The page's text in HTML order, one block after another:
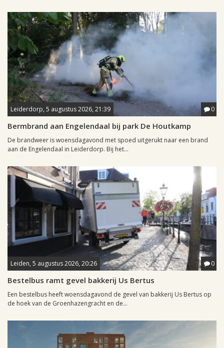
Leiderdorp, 5 augustus 2026, 21:39 0
Bermbrand aan Engelendaal bij park De Houtkamp
De brandweer is woensdagavond met spoed uitgerukt naar een brand
aan de Engelendaal in Leiderdorp. Bij het...
Leiden, 5 augustus 2026, 20:26 0
Bestelbus ramt gevel bakkerij Us Bertus
Een bestelbus heeft woensdagavond de gevel van bakkerij Us Bertus op
de hoek van de Groenhazengracht en de...